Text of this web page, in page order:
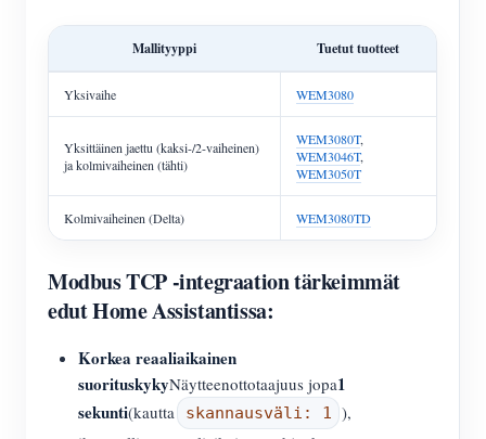
Mallityyppi Tuetut tuotteet
Yksivaihe WEM3080
Yksittäinen jaettu (kaksi-/2-vaiheinen)
ja kolmivaiheinen (tähti)
WEM3080T,
WEM3046T,
WEM3050T
Kolmivaiheinen (Delta) WEM3080TD
Modbus TCP -integraation tärkeimmät
edut Home Assistantissa:
Korkea reaaliaikainen
suorituskykyNäytteenottotaajuus jopa1
sekunti(kautta skannausväli: 1 ),